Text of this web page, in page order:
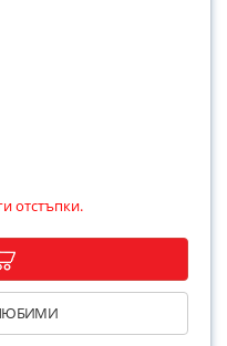
отстъпки.